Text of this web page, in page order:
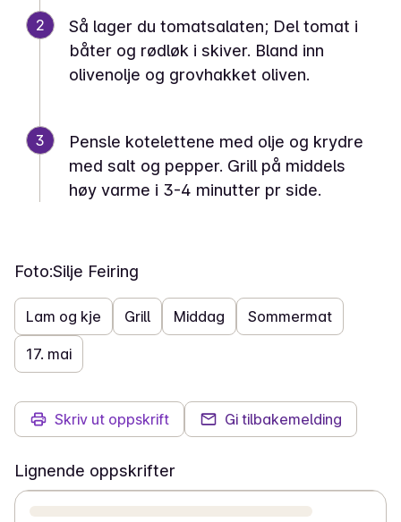
2
Så lager du tomatsalaten; Del tomat i
båter og rødløk i skiver. Bland inn
olivenolje og grovhakket oliven.
3
Pensle kotelettene med olje og krydre
med salt og pepper. Grill på middels
høy varme i 3-4 minutter pr side.
Foto:Silje Feiring
Lam og kje Grill Middag Sommermat
17. mai
Skriv ut oppskrift Gi tilbakemelding
Lignende oppskrifter